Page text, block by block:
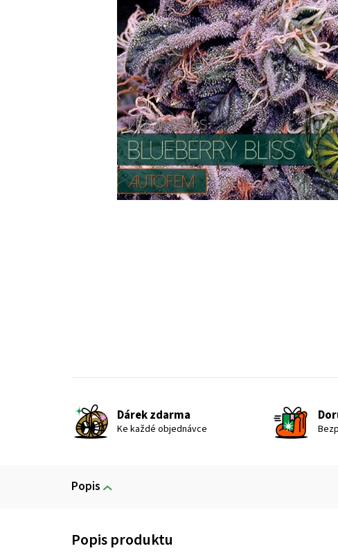
Dárek zdarma
Ke každé objednávce
Popis